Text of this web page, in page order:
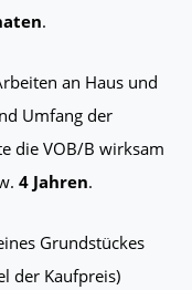
.
an Haus und
Umfang der
die VOB/B wirksam
4 Jahren.
Grundstückes
der Kaufpreis)